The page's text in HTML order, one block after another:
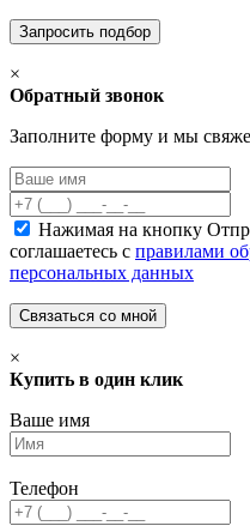
×
Обратный звонок
Заполните форму и мы
Нажимая на кнопку
соглашаетесь с правилами
персональных данных
×
Купить в один клик
Ваше имя
Телефон